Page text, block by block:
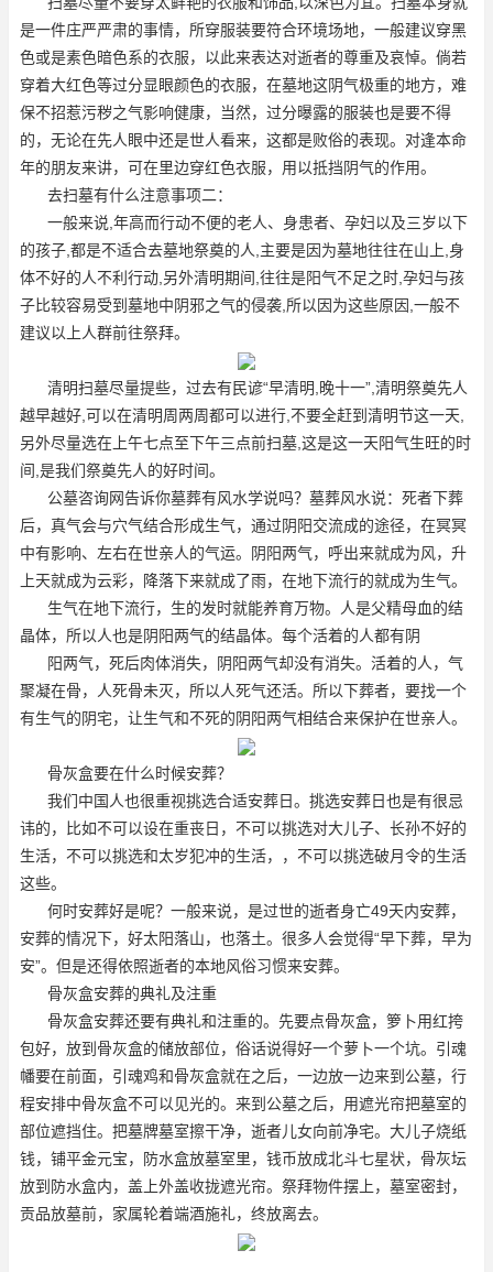
是一件庄严严肃的事情，所穿服装要符合环境场地，一般建议穿黑
色或是素色暗色系的衣服，以此来表达对逝者的尊重及哀悼。倘若
穿着大红色等过分显眼颜色的衣服，在墓地这阴气极重的地方，难
保不招惹污秽之气影响健康，当然，过分曝露的服装也是要不得
的，无论在先人眼中还是世人看来，这都是败俗的表现。对逢本命
年的朋友来讲，可在里边穿红色衣服，用以抵挡阴气的作用。
去扫墓有什么注意事项二：
一般来说,年高而行动不便的老人、身患者、孕妇以及三岁以下
的孩子,都是不适合去墓地祭奠的人,主要是因为墓地往往在山上,身
体不好的人不利行动,另外清明期间,往往是阳气不足之时,孕妇与孩
子比较容易受到墓地中阴邪之气的侵袭,所以因为这些原因,一般不
建议以上人群前往祭拜。
清明扫墓尽量提些，过去有民谚“早清明,晚十一”,清明祭奠先人
越早越好,可以在清明周两周都可以进行,不要全赶到清明节这一天,
另外尽量选在上午七点至下午三点前扫墓,这是这一天阳气生旺的时
间,是我们祭奠先人的好时间。
公墓咨询网告诉你墓葬有风水学说吗？墓葬风水说：死者下葬
后，真气会与穴气结合形成生气，通过阴阳交流成的途径，在冥冥
中有影响、左右在世亲人的气运。阴阳两气，呼出来就成为风，升
上天就成为云彩，降落下来就成了雨，在地下流行的就成为生气。
生气在地下流行，生的发时就能养育万物。人是父精母血的结
晶体，所以人也是阴阳两气的结晶体。每个活着的人都有阴
阳两气，死后肉体消失，阴阳两气却没有消失。活着的人，气
聚凝在骨，人死骨未灭，所以人死气还活。所以下葬者，要找一个
有生气的阴宅，让生气和不死的阴阳两气相结合来保护在世亲人。
骨灰盒要在什么时候安葬？
我们中国人也很重视挑选合适安葬日。挑选安葬日也是有很忌
讳的，比如不可以设在重丧日，不可以挑选对大儿子、长孙不好的
生活，不可以挑选和太岁犯冲的生活，，不可以挑选破月令的生活
这些。
何时安葬好是呢？一般来说，是过世的逝者身亡49天内安葬，
安葬的情况下，好太阳落山，也落土。很多人会觉得“早下葬，早为
安”。但是还得依照逝者的本地风俗习惯来安葬。
骨灰盒安葬的典礼及注重
骨灰盒安葬还要有典礼和注重的。先要点骨灰盒，箩卜用红挎
包好，放到骨灰盒的储放部位，俗话说得好一个萝卜一个坑。引魂
幡要在前面，引魂鸡和骨灰盒就在之后，一边放一边来到公墓，行
程安排中骨灰盒不可以见光的。来到公墓之后，用遮光帘把墓室的
部位遮挡住。把墓牌墓室擦干净，逝者儿女向前净宅。大儿子烧纸
钱，铺平金元宝，防水盒放墓室里，钱币放成北斗七星状，骨灰坛
放到防水盒内，盖上外盖收拢遮光帘。祭拜物件摆上，墓室密封，
贡品放墓前，家属轮着端酒施礼，终放离去。